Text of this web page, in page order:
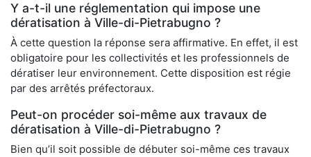
Y a-t-il une réglementation qui impose une
dératisation à Ville-di-Pietrabugno ?
À cette question la réponse sera affirmative. En effet, il est
obligatoire pour les collectivités et les professionnels de
dératiser leur environnement. Cette disposition est régie
par des arrêtés préfectoraux.
Peut-on procéder soi-même aux travaux de
dératisation à Ville-di-Pietrabugno ?
Bien qu’il soit possible de débuter soi-même ces travaux